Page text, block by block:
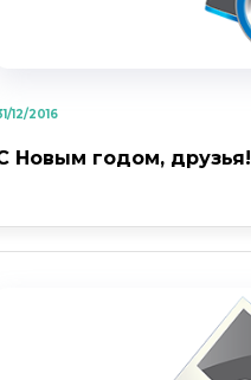
12/2016
Новым годом, друзья!